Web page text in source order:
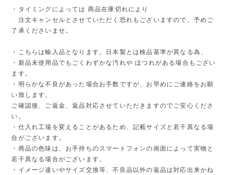
・タイミングによっては 商品在庫切れにより
注文キャンセルとさせていただく恐れもございますので、予めご
了承くださいませ。
・こちらは輸入品となります。日本製とは検品基準が異なる為、
・新品未使用品でもごくわずかな汚れや ほつれがある場合もござい
ます。
・明らかな不良があった場合お手数ですが、お早めにご連絡をお願
い致します。
ご確認後、ご返金、返品対応させていただきますのでご安心くださ
い。
・仕入れ工場を変えることがあるため、記載サイズと若干異なる場
合がございます。
・商品の色味は、お手持ちのスマートフォンの画面によって実物と
若干異なる場合がございます。
・イメージ違いやサイズ交換等、不良品以外の返品は対応出来かね